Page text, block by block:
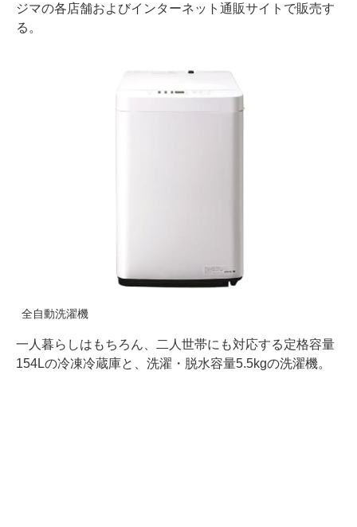
ジマの各店舗およびインターネット通販サイトで販売す
る。
全自動洗濯機
一人暮らしはもちろん、二人世帯にも対応する定格容量
154Lの冷凍冷蔵庫と、洗濯・脱水容量5.5kgの洗濯機。